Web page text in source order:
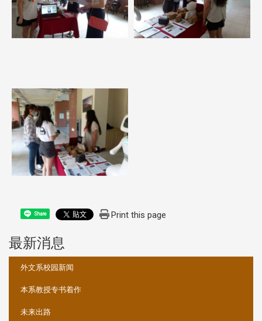
Share Print this page
最新消息
外文系校园新闻
本系教授专书着作
未来出路